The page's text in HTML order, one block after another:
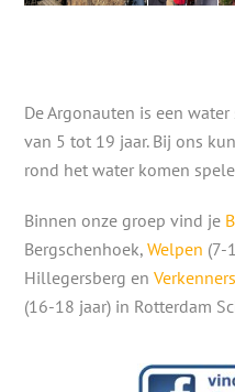
De Argonauten is een
van 5 tot 19 jaar. Bij ons
rond het water komen
Binnen onze groep vind je
Bergschenhoek,Welpen (7-
Hillegersberg enVerkenners
(16-18 jaar) in Rotterdam